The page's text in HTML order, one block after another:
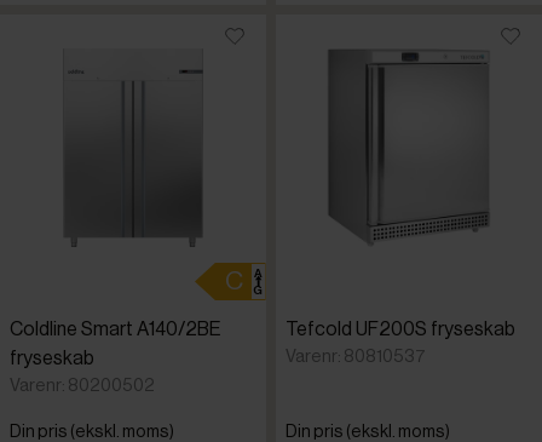
Coldline Smart A140/2BE
fryseskab
Varenr: 80200502
Din pris (ekskl. moms)
Tefcold UF200S fryseskab
Varenr: 80810537
Din pris (ekskl. moms)